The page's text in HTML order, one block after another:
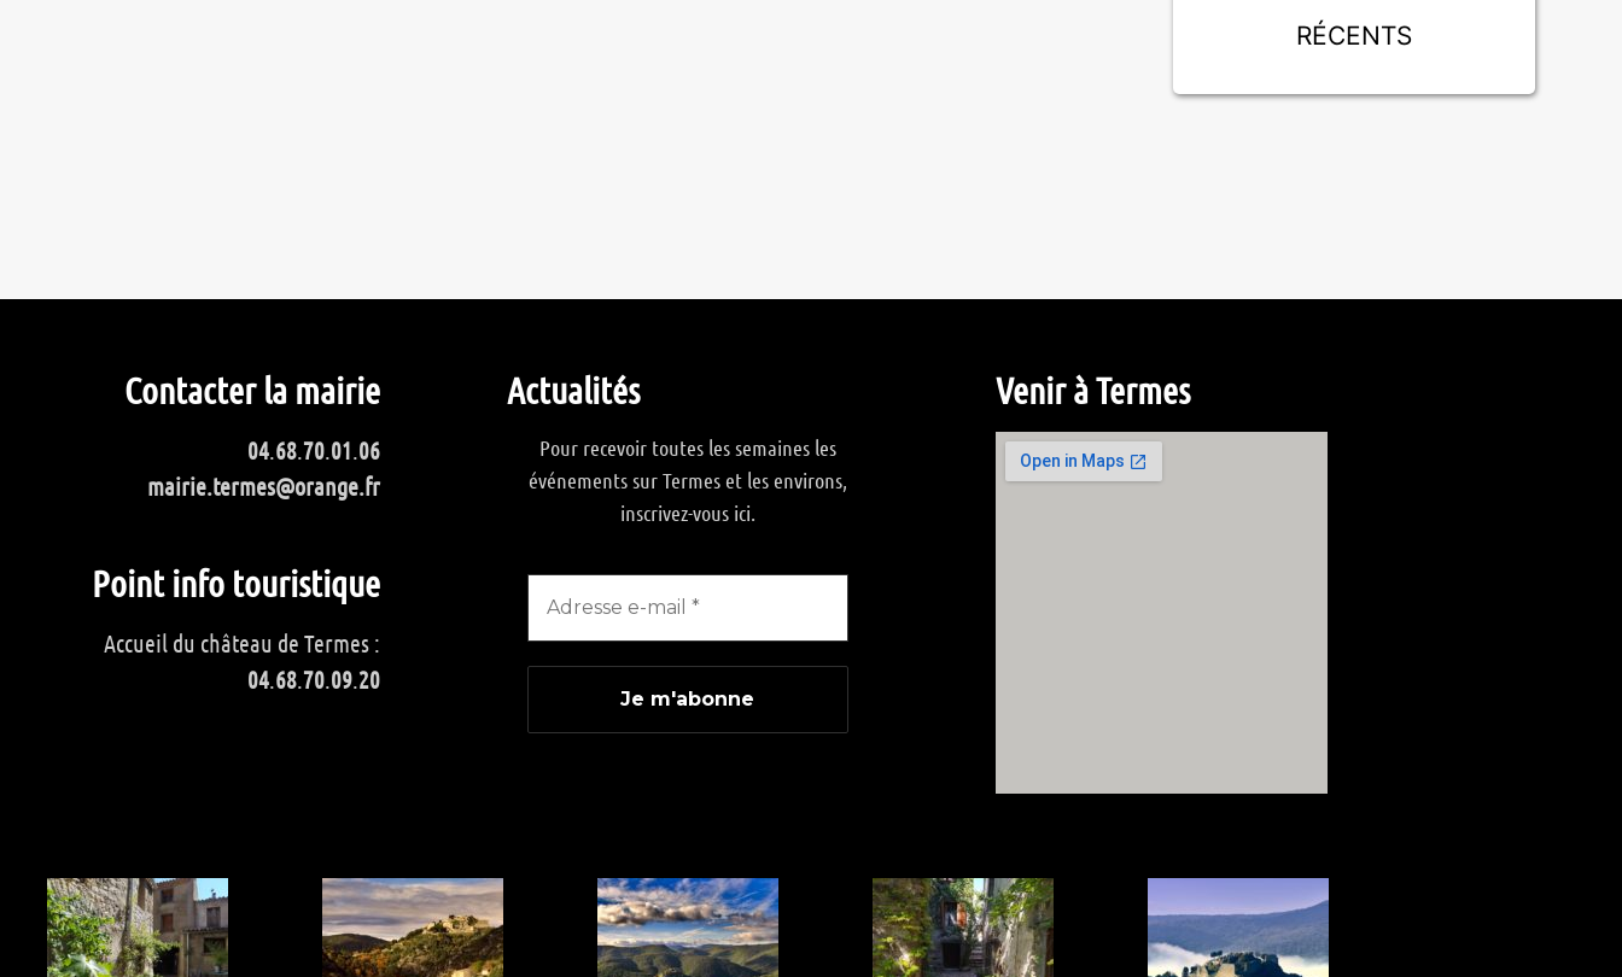
récents
Contacter la mairie
04.68.70.01.06
mairie.termes@orange.fr
Point info touristique
Accueil du château de Termes :
04.68.70.09.20
Actualités
Pour recevoir toutes les semaines les
événements sur Termes et les environs,
inscrivez-vous ici.
Venir à Termes